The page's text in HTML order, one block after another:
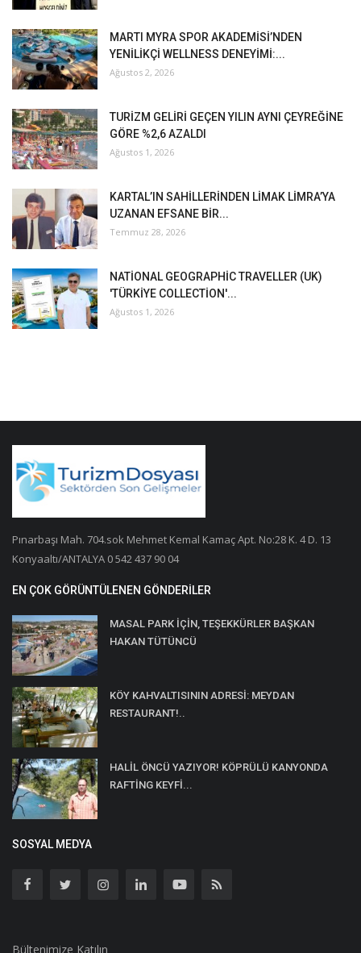
MARTI MYRA SPOR AKADEMİSİ’NDEN
YENİLİKÇİ WELLNESS DENEYİMİ:...
Ağustos 2, 2026
TURİZM GELİRİ GEÇEN YILIN AYNI ÇEYREĞİNE
GÖRE %2,6 AZALDI
Ağustos 1, 2026
KARTAL’IN SAHİLLERİNDEN LİMAK LİMRA’YA
UZANAN EFSANE BİR...
Temmuz 28, 2026
NATİONAL GEOGRAPHİC TRAVELLER (UK)
'TÜRKİYE COLLECTİON'...
Ağustos 1, 2026
Pınarbaşı Mah. 704.sok Mehmet Kemal Kamaç Apt. No:28 K. 4 D. 13
Konyaaltı/ANTALYA 0 542 437 90 04
EN ÇOK GÖRÜNTÜLENEN GÖNDERILER
MASAL PARK İÇİN, TEŞEKKÜRLER BAŞKAN
HAKAN TÜTÜNCÜ
KÖY KAHVALTISININ ADRESİ: MEYDAN
RESTAURANT!..
HALİL ÖNCÜ YAZIYOR! KÖPRÜLÜ KANYONDA
RAFTİNG KEYFİ...
SOSYAL MEDYA
Bültenimize Katılın